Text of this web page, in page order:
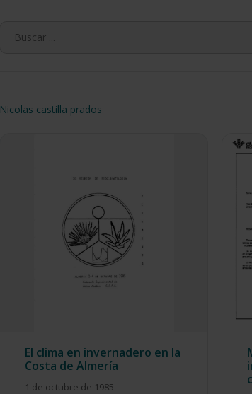
Nicolas castilla prados
El clima en invernadero en la
Costa de Almería
1 de octubre de 1985